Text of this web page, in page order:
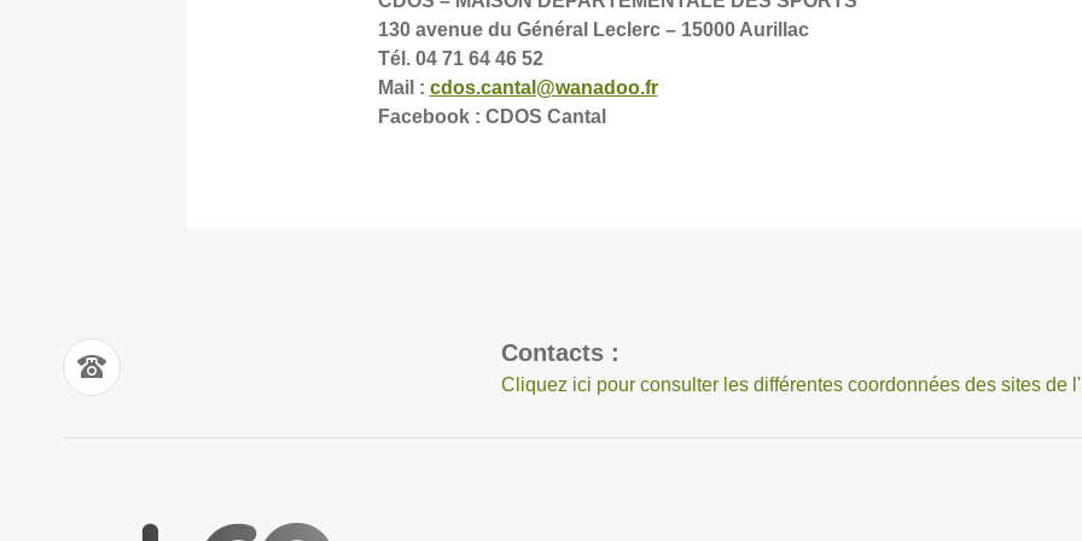
130 avenue du Général Leclerc – 15000 Aurillac
Tél. 04 71 64 46 52
Mail : cdos.cantal@wanadoo.fr
Facebook : CDOS Cantal
Contacts :
Cliquez ici pour consulter les différentes coordonnées des sites de